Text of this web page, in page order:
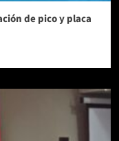
de pico y placa